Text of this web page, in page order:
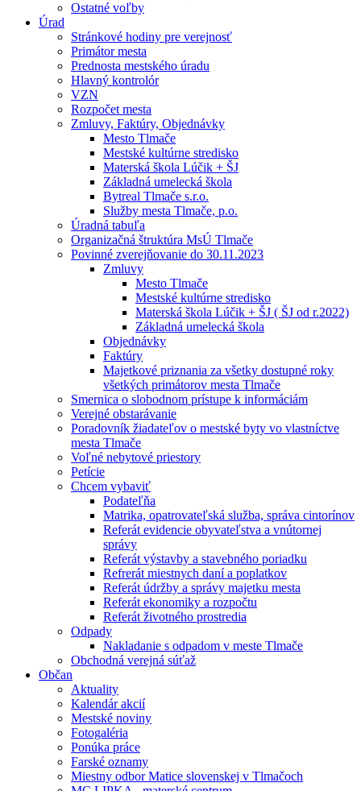
Ostatné voľby
Úrad
Stránkové hodiny pre verejnosť
Primátor mesta
Prednosta mestského úradu
Hlavný kontrolór
VZN
Rozpočet mesta
Zmluvy, Faktúry, Objednávky
Mesto Tlmače
Mestské kultúrne stredisko
Materská škola Lúčik + ŠJ
Základná umelecká škola
Bytreal Tlmače s.r.o.
Služby mesta Tlmače, p.o.
Úradná tabuľa
Organizačná štruktúra MsÚ Tlmače
Povinné zverejňovanie do 30.11.2023
Zmluvy
Mesto Tlmače
Mestské kultúrne stredisko
Materská škola Lúčik + ŠJ ( ŠJ od r.2022)
Základná umelecká škola
Objednávky
Faktúry
Majetkové priznania za všetky dostupné roky
všetkých primátorov mesta Tlmače
Smernica o slobodnom prístupe k informáciám
Verejné obstarávanie
Poradovník žiadateľov o mestské byty vo vlastníctve
mesta Tlmače
Voľné nebytové priestory
Petície
Chcem vybaviť
Podateľňa
Matrika, opatrovateľská služba, správa cintorínov
Referát evidencie obyvateľstva a vnútornej
správy
Referát výstavby a stavebného poriadku
Refrerát miestnych daní a poplatkov
Referát údržby a správy majetku mesta
Referát ekonomiky a rozpočtu
Referát životného prostredia
Odpady
Nakladanie s odpadom v meste Tlmače
Obchodná verejná súťaž
Občan
Aktuality
Kalendár akcií
Mestské noviny
Fotogaléria
Ponúka práce
Farské oznamy
Miestny odbor Matice slovenskej v Tlmačoch